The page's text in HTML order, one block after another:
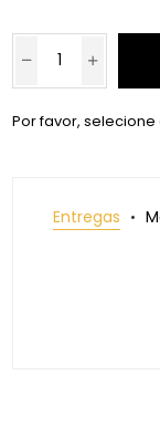
Por favor,
Entregas